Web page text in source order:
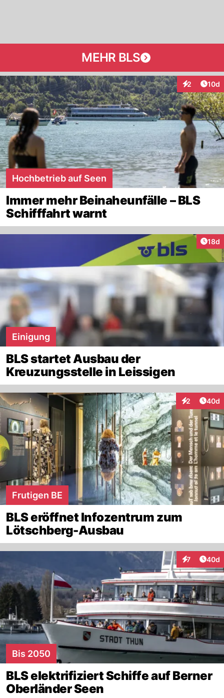
MEHR BLS
2
Interaktionen
10d
Hochbetrieb auf Seen
Immer mehr Beinaheunfälle – BLS
Schifffahrt warnt
18d
Einigung
BLS startet Ausbau der
Kreuzungsstelle in Leissigen
2
Interaktionen
40d
Frutigen BE
BLS eröffnet Infozentrum zum
Lötschberg-Ausbau
7
Interaktionen
40d
Bis 2050
BLS elektrifiziert Schiffe auf Berner
Oberländer Seen